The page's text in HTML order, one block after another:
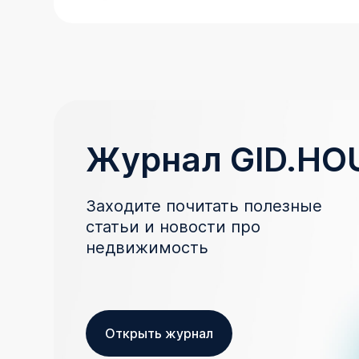
Журнал
Заходите почитать полезные
статьи и новости про
недвижимость
Открыть журнал